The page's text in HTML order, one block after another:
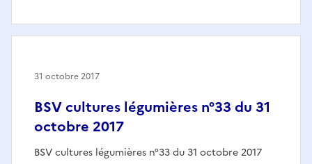
BSV cultures légumières n°33 du 31
octobre 2017
BSV cultures légumières n°33 du 31 octobre 2017
31 octobre 2017